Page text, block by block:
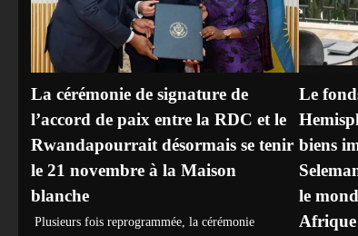
La cérémonie de signature de
l’accord de paix entre la RDC et le
Rwandapourrait désormais se tenir
le 21 novembre à la Maison
blanche
Plusieurs fois reprogrammée, la cérémonie
Le
biens
le
Afrique